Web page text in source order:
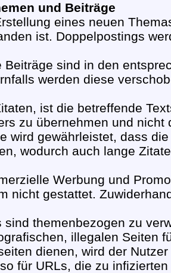
und Beiträge
eines neuen
ist. Doppelpostings
Beiträge sind in den
werden diese
ist die betreffende
zu übernehmen und
wird gewährleistet, dass
wodurch auch lange
Werbung und
nicht gestattet.
sind themenbezogen zu
illegalen Seiten
dienen, wird der
für URLs, die zu